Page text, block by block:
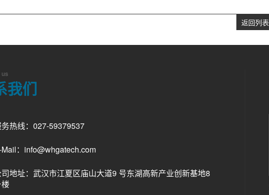
返回列表
我们
热线：027-59379537
：info@whgatech.com
地址：武汉市江夏区庙山大道9 号东湖高新产业创新基地8